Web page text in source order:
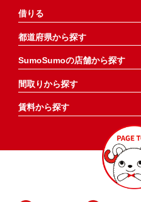
借りる
都道府県から探す
SumoSumoの店舗から探す
間取りから探す
賃料から探す